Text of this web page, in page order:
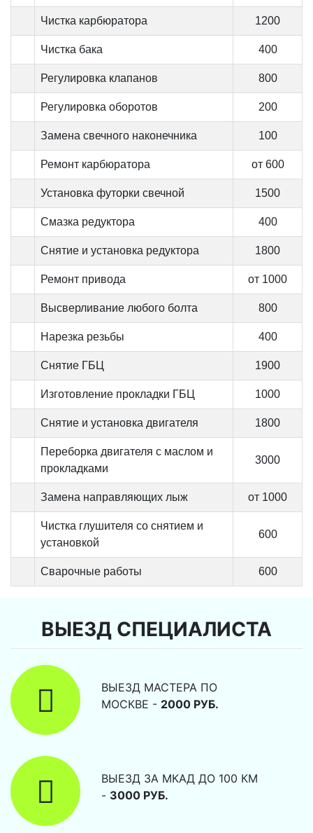
Чистка карбюратора 1200
Чистка бака 400
Регулировка клапанов 800
Регулировка оборотов 200
Замена свечного наконечника 100
Ремонт карбюратора от 600
Установка футорки свечной 1500
Смазка редуктора 400
Снятие и установка редуктора 1800
Ремонт привода от 1000
Высверливание любого болта 800
Нарезка резьбы 400
Снятие ГБЦ 1900
Изготовление прокладки ГБЦ 1000
Снятие и установка двигателя 1800
Переборка двигателя с маслом и
прокладками
3000
Замена направляющих лыж от 1000
Чистка глушителя со снятием и
установкой
600
Сварочные работы 600
ВЫЕЗД СПЕЦИАЛИСТА
ВЫЕЗД МАСТЕРА ПО
МОСКВЕ - 2000 РУБ.
ВЫЕЗД ЗА МКАД ДО 100 КМ
- 3000 РУБ.